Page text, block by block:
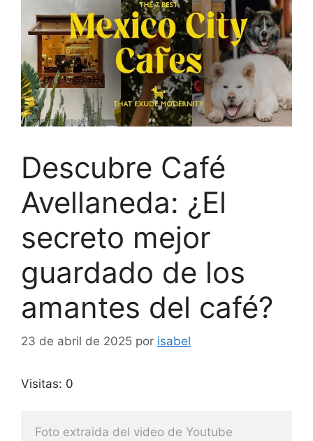
Descubre Café
Avellaneda: ¿El
secreto mejor
guardado de los
amantes del café?
23 de abril de 2025 por isabel
Visitas: 0
Foto extraida del video de Youtube